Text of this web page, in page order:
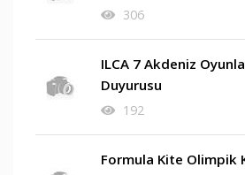
306
ILCA 7 Akdeniz
Duyurusu
192
Formula Kite Olimpik